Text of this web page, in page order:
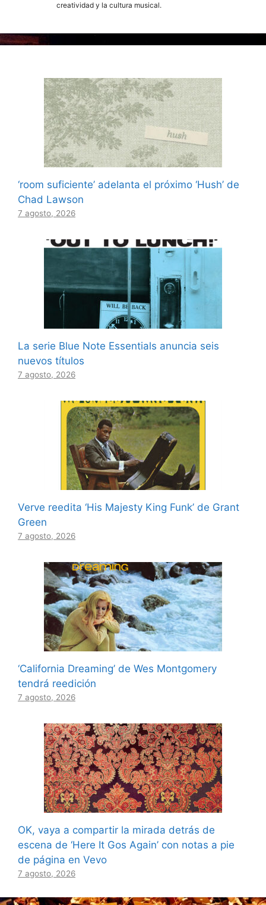
creatividad y la cultura musical.
‘room suficiente’ adelanta el próximo ‘Hush’ de
Chad Lawson
7 agosto, 2026
La serie Blue Note Essentials anuncia seis
nuevos títulos
7 agosto, 2026
Verve reedita ‘His Majesty King Funk’ de Grant
Green
7 agosto, 2026
‘California Dreaming’ de Wes Montgomery
tendrá reedición
7 agosto, 2026
OK, vaya a compartir la mirada detrás de
escena de ‘Here It Gos Again’ con notas a pie
de página en Vevo
7 agosto, 2026